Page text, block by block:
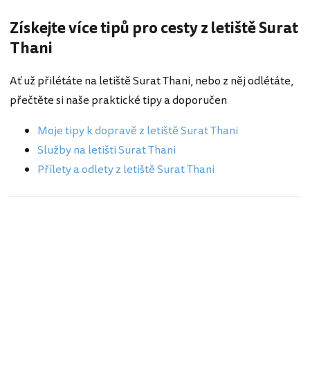
Získejte více tipů pro cesty z letiště Surat
Thani
Ať už přilétáte na letiště Surat Thani, nebo z něj odlétáte,
přečtěte si naše praktické tipy a doporučen
Moje tipy k dopravě z letiště Surat Thani
Služby na letišti Surat Thani
Přílety a odlety z letiště Surat Thani